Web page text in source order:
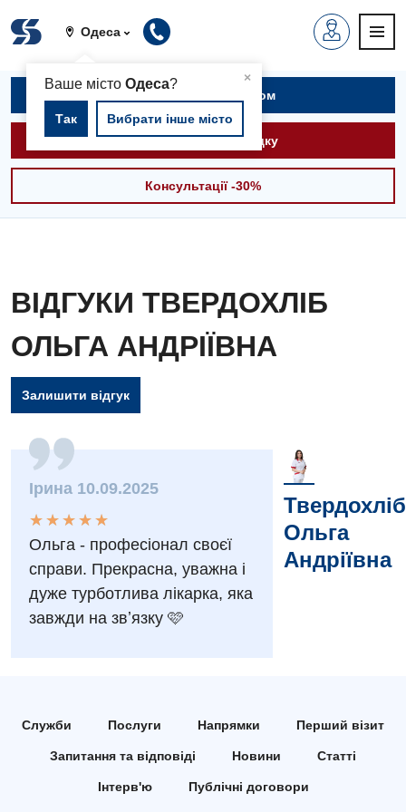
Одеса
×
Ваше містоОдеса?
Так Вибрати інше місто
Вакансії
Інтернатура
Безкоштовні операції
Програма лояльності
Відгуки
Ангіографічні дослідження
Діагностичне відділення
Ендоскопічне відділення
Комп’ютерна томографія
Магнітно-резонансна томографія
Рентгенографія
УЗД
Відділ госпіталізації
Відділення кардіосудинної патології та неврології
Відділення невідкладних станів
Відділення інтенсивної терапії
Гінекологічне відділення
Ендоскопічне відділення
Записатися на прийом
Викликати швидку
Консультації -30%
ВІДГУКИ ТВЕРДОХЛІБ
ОЛЬГА АНДРІЇВНА
Залишити відгук
Ірина 10.09.2025
★
★
★
★
★
★ ★ ★ ★ ★
Ольга - професіонал своєї
справи. Прекрасна, уважна і
дуже турботлива лікарка, яка
завжди на звʼязку 🩷
Твердохліб
Ольга
Андріївна
Служби Послуги Напрямки Перший візит
Запитання та відповіді Новини Статті
Інтерв'ю Публічні договори